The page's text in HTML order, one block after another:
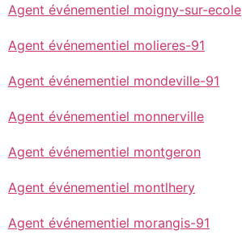
Agent événementiel moigny-sur-ecole
Agent événementiel molieres-91
Agent événementiel mondeville-91
Agent événementiel monnerville
Agent événementiel montgeron
Agent événementiel montlhery
Agent événementiel morangis-91